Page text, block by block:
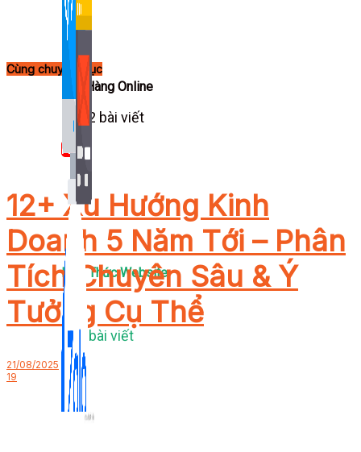
Bán Hàng Online
2,632 bài viết
New
Kiến Thức Website
309 bài viết
Cùng chuyên mục
12+ Xu Hướng Kinh
Doanh 5 Năm Tới – Phân
Tích Chuyên Sâu & Ý
Tưởng Cụ Thể
21/08/2025
19